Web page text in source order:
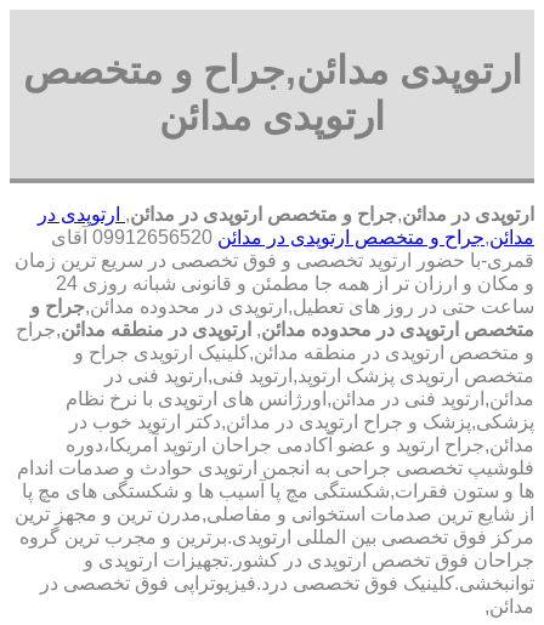
ارتوپدی مدائن,جراح و متخصص
ارتوپدی مدائن
ارتوپدی در مدائن,جراح و متخصص ارتوپدی در مدائن, ارتوپدی در
مدائن,جراح و متخصص ارتوپدی در مدائن
09912656520 آقای
قمری-با حضور ارتوپد تخصصی و فوق تخصصی در سریع ترین زمان
و مکان و ارزان تر از همه جا مطمئن و قانونی شبانه روزی 24
ساعت حتی در روز های تعطیل,ارتوپدی در محدوده مدائن,جراح و
متخصص ارتوپدی در محدوده مدائن, ارتوپدی در منطقه مدائن,جراح
و متخصص ارتوپدی در منطقه مدائن,کلینیک ارتوپدی جراح و
متخصص ارتوپدی پزشک ارتوپد,ارتوپد فنی,ارتوپد فنی در
مدائن,ارتوپد فنی در مدائن,اورژانس های ارتوپدی با نرخ نظام
پزشکی,پزشک و جراح ارتوپدی در مدائن,دکتر ارتوپد خوب در
مدائن,جراح ارتوپد و عضو آکادمی جراحان ارتوپد آمریکا،دوره
فلوشیپ تخصصی جراحی به انجمن ارتوپدی حوادث و صدمات اندام
ها و ستون فقرات,شکستگی مچ پا آسیب ها و شکستگی های مچ پا
از شایع ترین صدمات استخوانی و مفاصلی,مدرن ترین و مجهز ترین
مرکز فوق تخصصی بین المللی ارتوپدی.برترین ‏و ‏مجرب ‏ترین ‏گروه
‏جراحان ‏فوق ‏تخصص ‏ارتوپدی ‏در ‏کشور.تجهیزات ارتوپدی و
توانبخشی.کلینیک فوق تخصصی درد.فیزیوتراپی فوق تخصصی در
مدائن,